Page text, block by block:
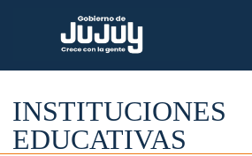
INSTITUCIONES
EDUCATIVAS